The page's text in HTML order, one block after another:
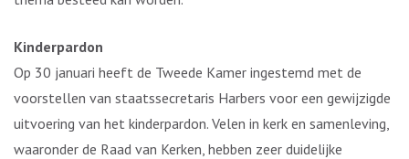
Kinderpardon
Op 30 januari heeft de Tweede Kamer ingestemd met de
voorstellen van staatssecretaris Harbers voor een gewijzigde
uitvoering van het kinderpardon. Velen in kerk en samenleving,
waaronder de Raad van Kerken, hebben zeer duidelijke